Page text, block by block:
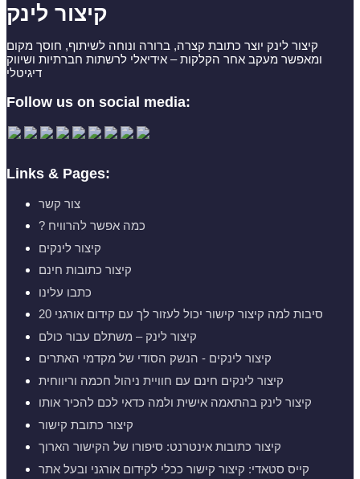
קיצור לינק
קיצור לינק יוצר כתובת קצרה, ברורה ונוחה לשיתוף, חוסך מקום
ומאפשר מעקב אחר הקלקות – אידיאלי לרשתות חברתיות ושיווק
דיגיטלי
Follow us on social media:
Links & Pages:
צור קשר
? כמה אפשר להרוויח
קיצור לינקים
קיצור כתובות חינם
כתבו עלינו
20 סיבות למה קיצור קישור יכול לעזור לך עם קידום אורגני
קיצור לינק – משתלם עבור כולם
קיצור לינקים - הנשק הסודי של מקדמי האתרים
קיצור לינקים חינם עם חוויית ניהול חכמה וריווחית
קיצור לינק בהתאמה אישית ולמה כדאי לכם להכיר אותו
קיצור כתובת קישור
קיצור כתובות אינטרנט: סיפורו של הקישור הארוך
קייס סטאדי: קיצור קישור ככלי לקידום אורגני ובעל אתר